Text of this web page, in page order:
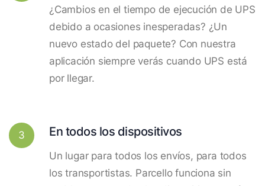
¿Cambios en el tiempo de ejecución de UPS
debido a ocasiones inesperadas? ¿Un
nuevo estado del paquete? Con nuestra
aplicación siempre verás cuando UPS está
por llegar.
3 En todos los dispositivos
Un lugar para todos los envíos, para todos
los transportistas. Parcello funciona sin